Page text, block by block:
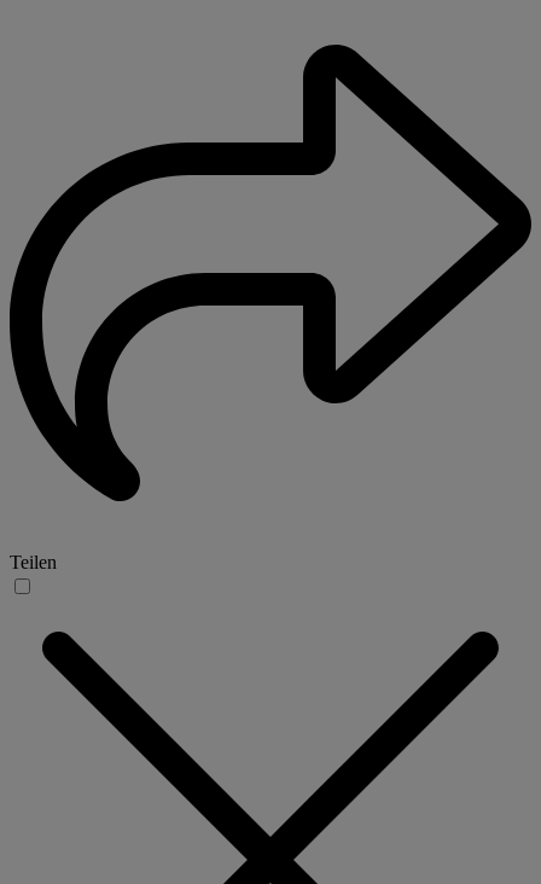
Teilen